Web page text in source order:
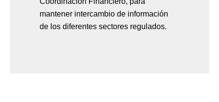
mantener intercambio de información
de los diferentes sectores regulados.